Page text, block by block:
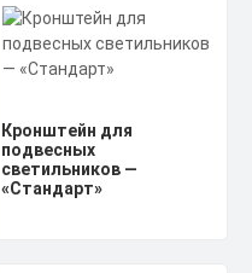
Кронштейн для
подвесных
светильников —
«Стандарт»